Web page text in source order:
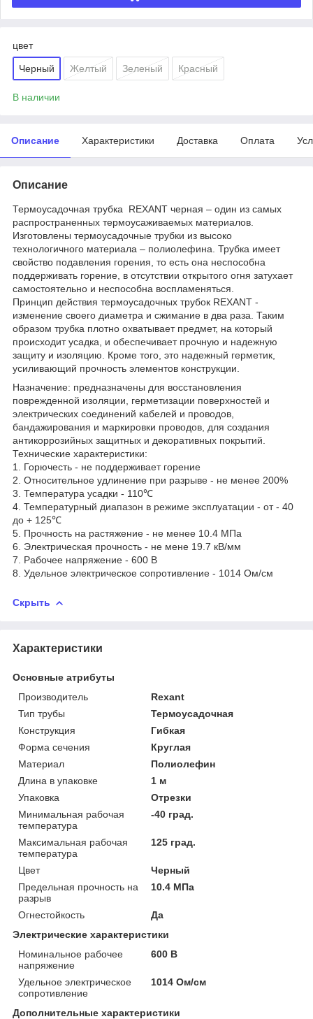
цвет
Черный Желтый Зеленый Красный
В наличии
Описание Характеристики Доставка Оплата
Описание
Термоусадочная трубка REXANT черная – один из самых
распространенных термоусаживаемых материалов.
Изготовлены термоусадочные трубки из высоко
технологичного материала – полиолефина. Трубка имеет
свойство подавления горения, то есть она неспособна
поддерживать горение, в отсутствии открытого огня затухает
самостоятельно и неспособна воспламеняться.
Принцип действия термоусадочных трубок REXANT -
изменение своего диаметра и сжимание в два раза. Таким
образом трубка плотно охватывает предмет, на который
происходит усадка, и обеспечивает прочную и надежную
защиту и изоляцию. Кроме того, это надежный герметик,
усиливающий прочность элементов конструкции.
Назначение: предназначены для восстановления
поврежденной изоляции, герметизации поверхностей и
электрических соединений кабелей и проводов,
бандажирования и маркировки проводов, для создания
антикоррозийных защитных и декоративных покрытий.
Технические характеристики:
1. Горючесть - не поддерживает горение
2. Относительное удлинение при разрыве - не менее 200%
3. Температура усадки - 110℃
4. Температурный диапазон в режиме эксплуатации - от - 40
до + 125℃
5. Прочность на растяжение - не менее 10.4 МПа
6. Электрическая прочность - не мене 19.7 кВ/мм
7. Рабочее напряжение - 600 В
8. Удельное электрическое сопротивление - 1014 Ом/см
Скрыть
Характеристики
Основные атрибуты
Производитель
Rexant
Тип трубы
Термоусадочная
Конструкция
Гибкая
Форма сечения
Круглая
Материал
Полиолефин
Длина в упаковке
1 м
Упаковка
Отрезки
Минимальная рабочая
температура
-40 град.
Максимальная рабочая
температура
125 град.
Цвет
Черный
Предельная прочность на
разрыв
10.4 МПа
Огнестойкость
Да
Электрические характеристики
Номинальное рабочее
напряжение
600 В
Удельное электрическое
сопротивление
1014 Ом/см
Дополнительные характеристики